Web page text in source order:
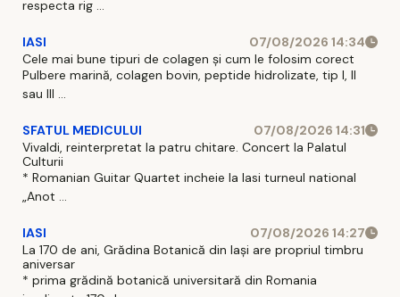
respecta rig ...
IASI
07/08/2026 14:34
Cele mai bune tipuri de colagen și cum le folosim corect
Pulbere marină, colagen bovin, peptide hidrolizate, tip I, II
sau III ...
SFATUL MEDICULUI
07/08/2026 14:31
Vivaldi, reinterpretat la patru chitare. Concert la Palatul
Culturii
* Romanian Guitar Quartet incheie la Iasi turneul national
„Anot ...
IASI
07/08/2026 14:27
La 170 de ani, Grădina Botanică din Iași are propriul timbru
aniversar
* prima grădină botanică universitară din Romania